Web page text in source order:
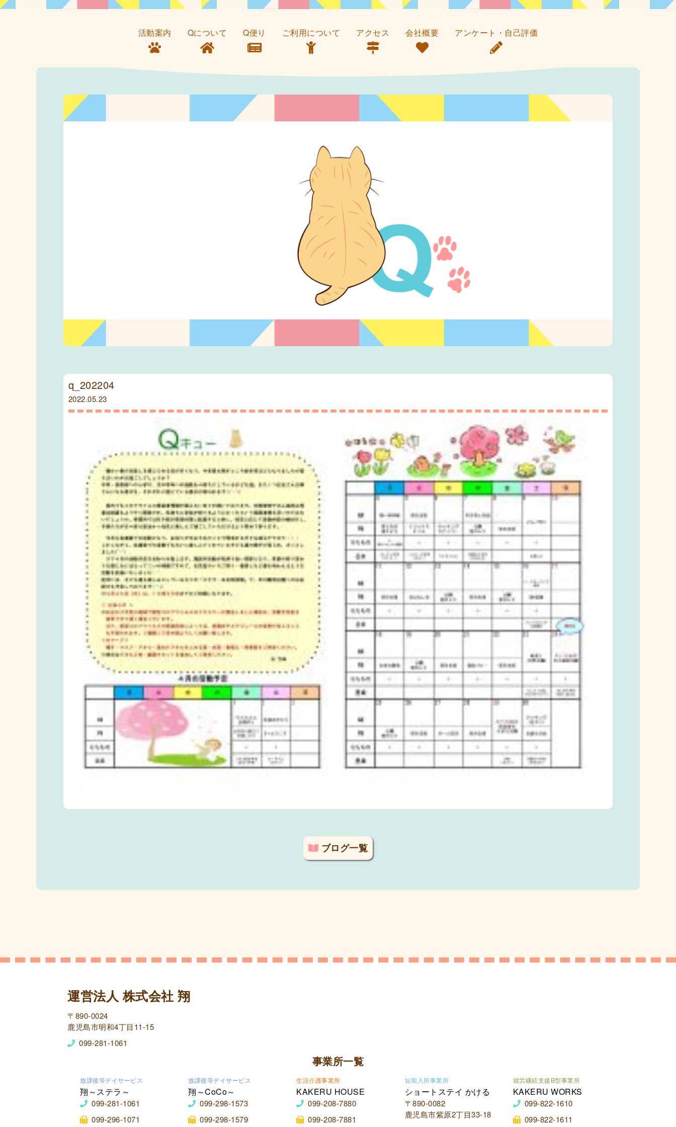
活動案内 Qについて Q便り ご利用について アクセス 会社概要 アンケート・自己評価
q_202204
2022.05.23
ブログ一覧
運営法人 株式会社 翔
〒890-0024
鹿児島市明和4丁目11-15
099-281-1061
事業所一覧
放課後等デイサービス
翔～ステラ～
099-281-1061
099-296-1071
放課後等デイサービス
翔～CoCo～
099-298-1573
099-298-1579
生活介護事業所
KAKERU HOUSE
099-208-7880
099-208-7881
短期入所事業所
ショートステイ かける
〒890-0082
鹿児島市紫原2丁目33-18
就労継続支援B型事業所
KAKERU WORKS
099-822-1610
099-822-1611